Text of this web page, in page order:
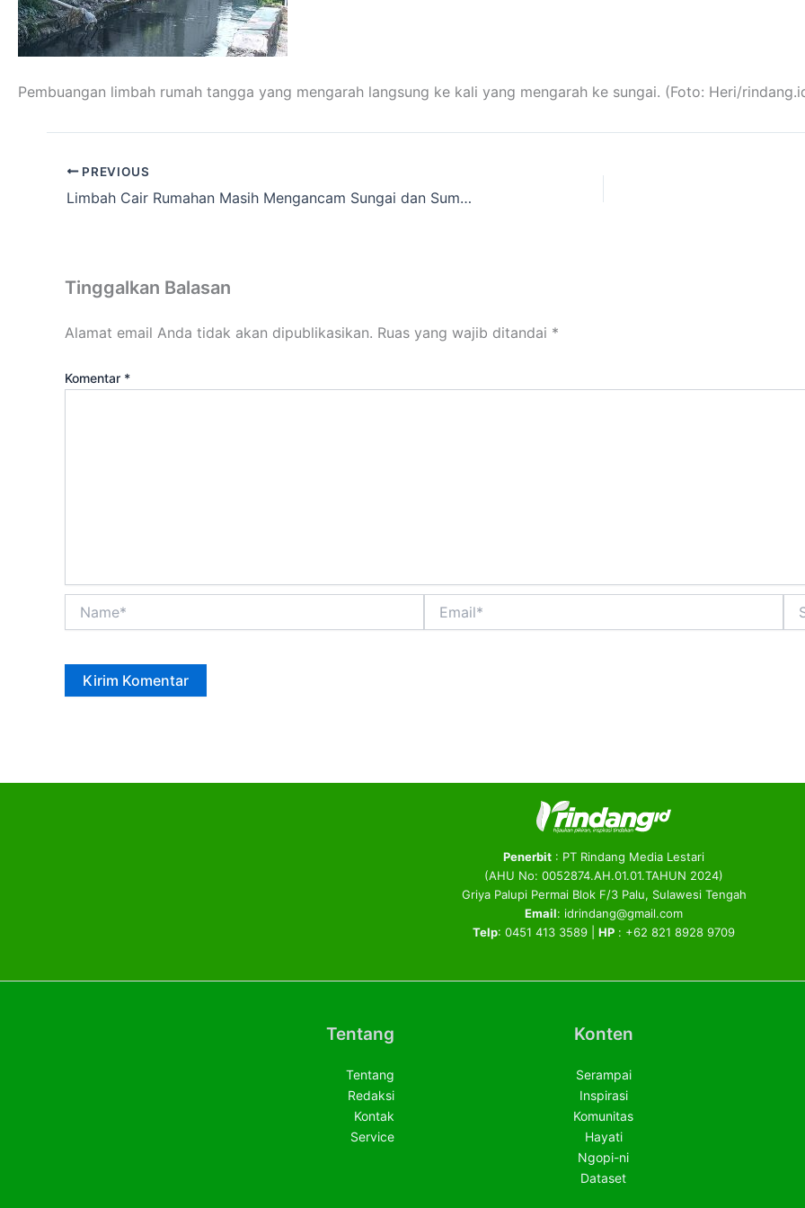
Pembuangan limbah rumah tangga yang mengarah langsung ke kali yang mengarah ke sungai. (Foto: Heri/
PREVIOUS
Limbah Cair Rumahan Masih Mengancam Sungai dan Sumber Air, Sulteng Aman?
Tinggalkan Balasan
Alamat email Anda tidak akan dipublikasikan. Ruas yang wajib ditandai *
Komentar *
Penerbit : PT Rindang Media Lestari
(AHU No: 0052874.AH.01.01.TAHUN 2024)
Griya Palupi Permai Blok F/3 Palu, Sulawesi Tengah
Email: idrindang@gmail.com
Telp: 0451 413 3589 | HP : +62 821 8928 9709
Tentang
Tentang
Redaksi
Kontak
Service
Konten
Serampai
Inspirasi
Komunitas
Hayati
Ngopi-ni
Dataset